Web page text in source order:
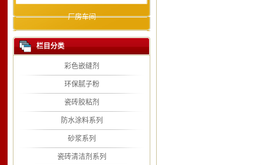
厂房车间
栏目分类
彩色嵌缝剂
环保腻子粉
瓷砖胶粘剂
防水涂料系列
砂浆系列
瓷砖清洁剂系列